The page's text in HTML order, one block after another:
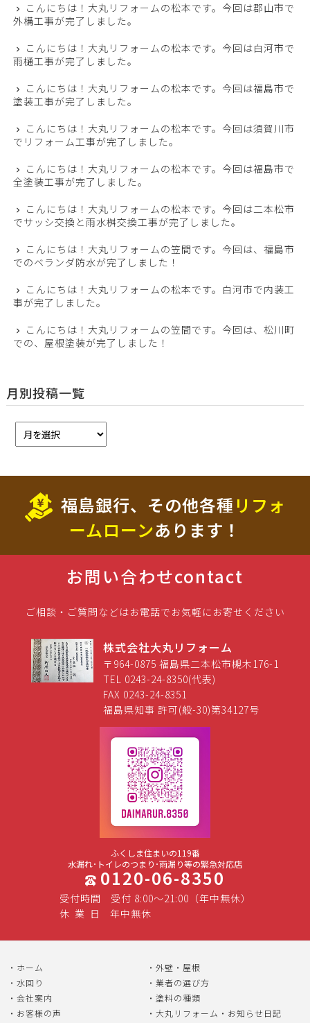
こんにちは！大丸リフォームの松本です。今回は郡山市で
外構工事が完了しました。
こんにちは！大丸リフォームの松本です。今回は白河市で
雨樋工事が完了しました。
こんにちは！大丸リフォームの松本です。今回は福島市で
塗装工事が完了しました。
こんにちは！大丸リフォームの松本です。今回は須賀川市
でリフォーム工事が完了しました。
こんにちは！大丸リフォームの松本です。今回は福島市で
全塗装工事が完了しました。
こんにちは！大丸リフォームの松本です。今回は二本松市
でサッシ交換と雨水桝交換工事が完了しました。
こんにちは！大丸リフォームの笠間です。今回は、福島市
でのベランダ防水が完了しました！
こんにちは！大丸リフォームの松本です。白河市で内装工
事が完了しました。
こんにちは！大丸リフォームの笠間です。今回は、松川町
での、屋根塗装が完了しました！
月別投稿一覧
福島銀行、その他各種 リフォ
ームローンあります！
お問い合わせcontact
ご相談・ご質問などはお電話でお気軽にお寄せください
株式会社大丸リフォーム
〒964-0875 福島県二本松市槻木176-1
TEL 0243-24-8350(代表)
FAX 0243-24-8351
福島県知事 許可(般-30)第34127号
ふくしま住まいの119番
水漏れ･トイレのつまり･雨漏り等の緊急対応店
0120-06-8350
受付時間
受付 8:00～21:00（年中無休）
休 業 日 年中無休
ホーム
外壁・屋根
水回り
業者の選び方
会社案内
塗料の種類
お客様の声
大丸リフォーム・お知らせ日記